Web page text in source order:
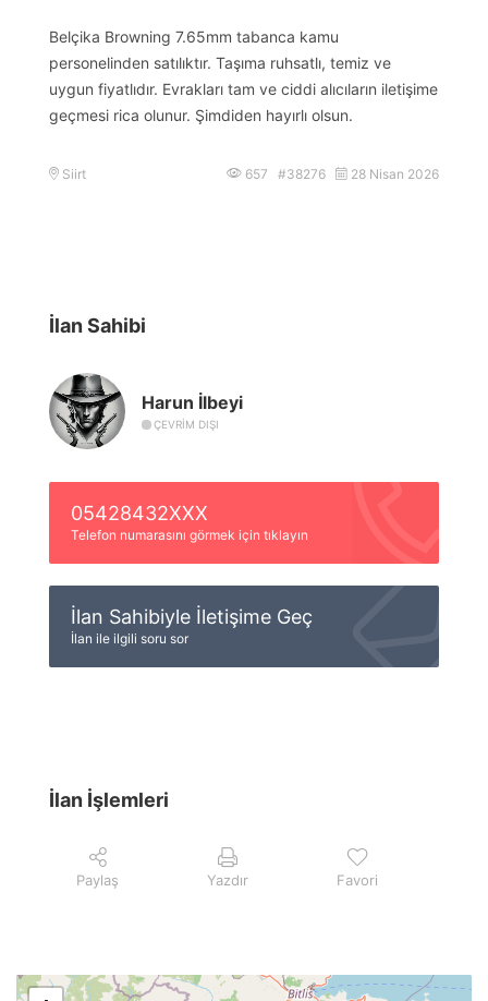
Belçika Browning 7.65mm tabanca kamu
personelinden satılıktır. Taşıma ruhsatlı, temiz ve
uygun fiyatlıdır. Evrakları tam ve ciddi alıcıların iletişime
geçmesi rica olunur. Şimdiden hayırlı olsun.
Siirt 657 #38276 28 Nisan 2026
İlan Sahibi
Harun İlbeyi
ÇEVRIM DIŞI
05428432XXX
Telefon numarasını görmek için tıklayın
İlan Sahibiyle İletişime Geç
İlan ile ilgili soru sor
İlan İşlemleri
Paylaş Yazdır Favori